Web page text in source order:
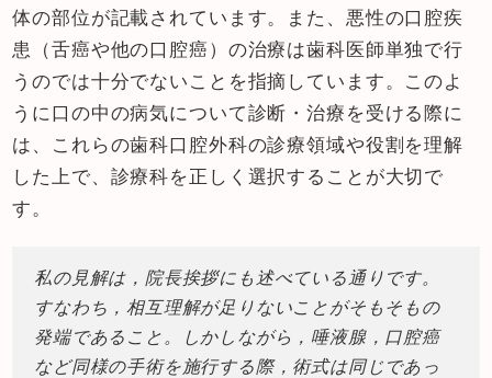
体の部位が記載されています。また、悪性の口腔疾
患（舌癌や他の口腔癌）の治療は歯科医師単独で行
うのでは十分でないことを指摘しています。このよ
うに口の中の病気について診断・治療を受ける際に
は、これらの歯科口腔外科の診療領域や役割を理解
した上で、診療科を正しく選択することが大切で
す。
私の見解は，院長挨拶にも述べている通りです。
すなわち，相互理解が足りないことがそもそもの
発端であること。しかしながら，唾液腺，口腔癌
など同様の手術を施行する際，術式は同じであっ